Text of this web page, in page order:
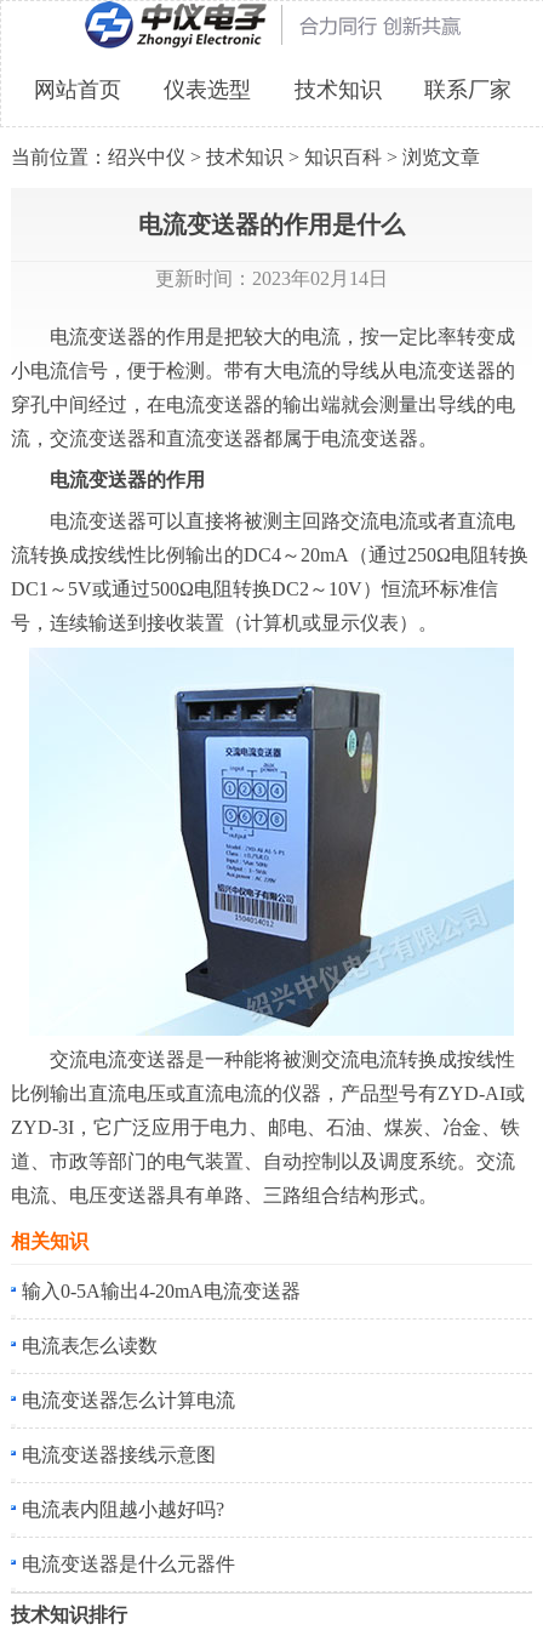
网站首页 仪表选型 技术知识 联系厂家
当前位置： 绍兴中仪 > 技术知识 > 知识百科> 浏览文章
电流变送器的作用是什么
更新时间：2023年02月14日
电流变送器的作用是把较大的电流，按一定比率转变成
小电流信号，便于检测。带有大电流的导线从电流变送器的
穿孔中间经过，在电流变送器的输出端就会测量出导线的电
流，交流变送器和直流变送器都属于电流变送器。
电流变送器的作用
电流变送器可以直接将被测主回路交流电流或者直流电
流转换成按线性比例输出的DC4～20mA（通过250Ω电阻转换
DC1～5V或通过500Ω电阻转换DC2～10V）恒流环标准信
号，连续输送到接收装置（计算机或显示仪表）。
交流电流变送器是一种能将被测交流电流转换成按线性
比例输出直流电压或直流电流的仪器，产品型号有ZYD-AI或
ZYD-3I，它广泛应用于电力、邮电、石油、煤炭、冶金、铁
道、市政等部门的电气装置、自动控制以及调度系统。交流
电流、电压变送器具有单路、三路组合结构形式。
相关知识
输入0-5A输出4-20mA电流变送器
电流表怎么读数
电流变送器怎么计算电流
电流变送器接线示意图
电流表内阻越小越好吗?
电流变送器是什么元器件
技术知识排行